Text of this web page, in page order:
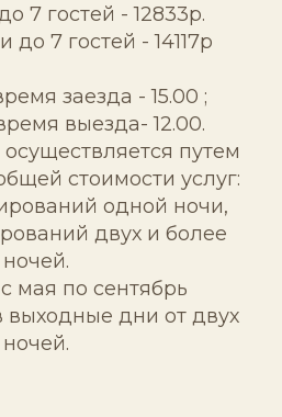
7 гостей - 12833р.
7 гостей - 14117р
заезда - 15.00 ;
выезда- 12.00.
путем
стоимости услуг:
одной ночи,
двух и более
ночей.
мая по сентябрь
выходные дни от двух
ночей.